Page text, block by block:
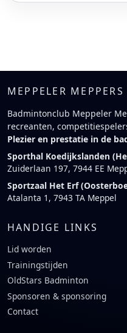
MEPPELER MEPPERS
Badmintonclub Meppeler
recreanten,
Plezier en prestatie in de
Sporthal Koedijkslanden
Zuiderlaan 197, 7944 EE
Sportzaal Het Erf
Atalanta 1, 7943 TA Meppel
HANDIGE LINKS
Lid worden
Trainingstijden
OldStars Badminton
Sponsoren & sponsoring
Contact